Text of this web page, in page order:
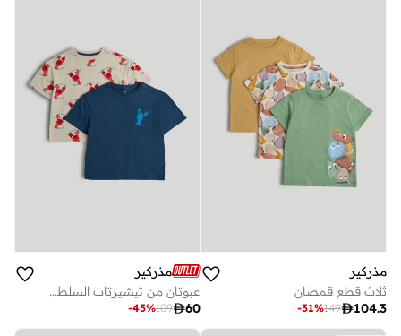
مذركير
ثلاث قطع قمصان
104.3
149
-31%
مذركير
عبوتان من تيشيرتات السلطعون
60
109
-45%